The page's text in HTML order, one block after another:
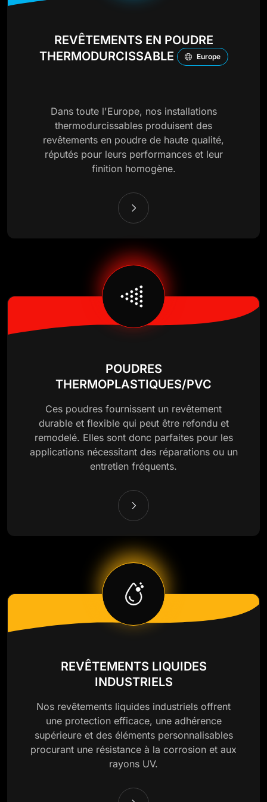
REVÊTEMENTS EN POUDRE
THERMODURCISSABLE
Europe
Dans toute l'Europe, nos installations
thermodurcissables produisent des
revêtements en poudre de haute qualité,
réputés pour leurs performances et leur
finition homogène.
POUDRES
THERMOPLASTIQUES/PVC
Ces poudres fournissent un revêtement
durable et flexible qui peut être refondu et
remodelé. Elles sont donc parfaites pour les
applications nécessitant des réparations ou un
entretien fréquents.
REVÊTEMENTS LIQUIDES
INDUSTRIELS
Nos revêtements liquides industriels offrent
une protection efficace, une adhérence
supérieure et des éléments personnalisables
procurant une résistance à la corrosion et aux
rayons UV.